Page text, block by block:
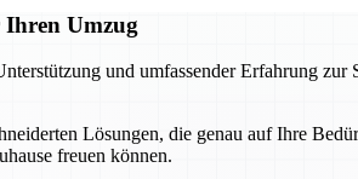
Ihren Umzug
und umfassender Erfahrung
Lösungen, die genau auf Ihre
freuen können.